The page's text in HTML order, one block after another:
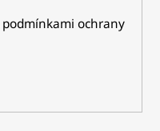
podmínkami ochrany